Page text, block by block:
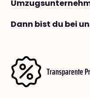
Dann bist du bei
Transparente